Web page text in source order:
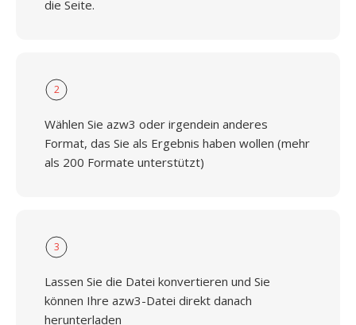
die Seite.
2
Wählen Sie azw3 oder irgendein anderes
Format, das Sie als Ergebnis haben wollen (mehr
als 200 Formate unterstützt)
3
Lassen Sie die Datei konvertieren und Sie
können Ihre azw3-Datei direkt danach
herunterladen